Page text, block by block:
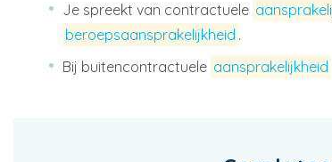
Je spreekt van contractuele
beroepsaansprakelijkheid .
Bij buitencontractuele aansprakelijkheid